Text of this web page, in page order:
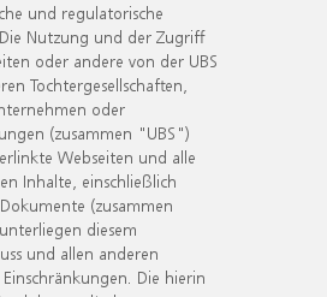
und regulatorische
Nutzung und der Zugriff
oder andere von der UBS
Tochtergesellschaften,
oder
(zusammen "UBS")
Webseiten und alle
Inhalte, einschließlich
(zusammen
diesem
und allen anderen
Die hierin